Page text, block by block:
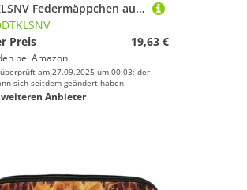
DDTKLSNV Federmäppchen aus Leder, wasserdicht, niedliches Federmäppchen, Reise-Kosmetiktasche, Make-up-Tasche, Organizer, Stifthalter für Männer und Frauen, Wolfskopf in blauen Flammen
Preis
19,63 €
bei Amazon
am 27.09.2025 um 00:03; der
sich seitdem geändert haben.
weiteren Anbieter